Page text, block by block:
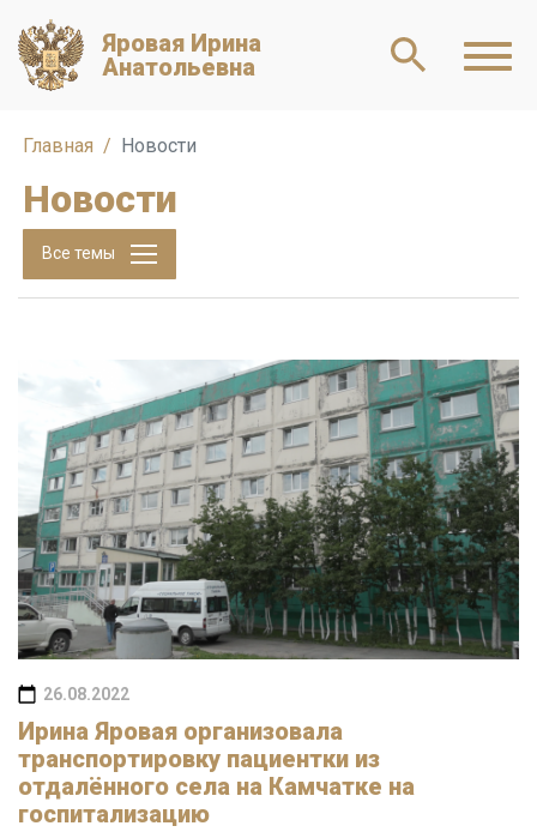
Яровая Ирина
Анатольевна
Главная Новости
Новости
Все темы
26.08.2022
Ирина Яровая организовала
транспортировку пациентки из
отдалённого села на Камчатке на
госпитализацию